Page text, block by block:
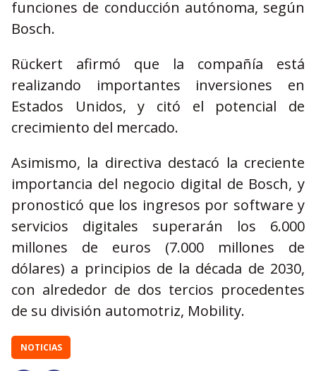
funciones de conducción autónoma, según
Bosch.
Rückert afirmó que la compañía está
realizando importantes inversiones en
Estados Unidos, y citó el potencial de
crecimiento del mercado.
Asimismo, la directiva destacó la creciente
importancia del negocio digital de Bosch, y
pronosticó que los ingresos por software y
servicios digitales superarán los 6.000
millones de euros (7.000 millones de
dólares) a principios de la década de 2030,
con alrededor de dos tercios procedentes
de su división automotriz, Mobility.
NOTICIAS